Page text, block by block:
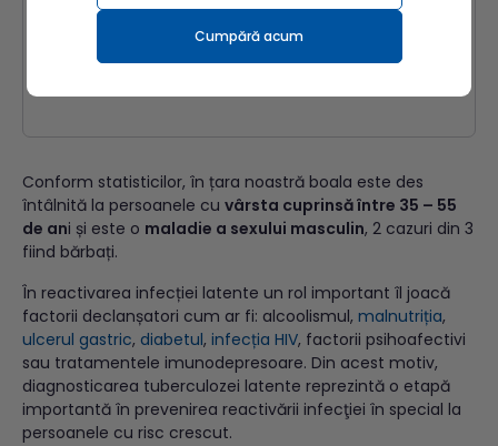
prin ingerarea unor alimente infectate (lapte,
în situații excepționale, boala poate fi transmisă
Conform statisticilor, în țara noastră boala este des
întâlnită la persoanele cu vârsta cuprinsă între 35 – 55
de ani și este o maladie a sexului masculin, 2 cazuri din 3
fiind bărbați.
În reactivarea infecției latente un rol important îl joacă
factorii declanșatori cum ar fi: alcoolismul, malnutriția,
ulcerul gastric, diabetul, infecția HIV, factorii psihoafectivi
sau tratamentele imunodepresoare. Din acest motiv,
diagnosticarea tuberculozei latente reprezintă o etapă
importantă în prevenirea reactivării infecţiei în special la
persoanele cu risc crescut.
Cumpără acum